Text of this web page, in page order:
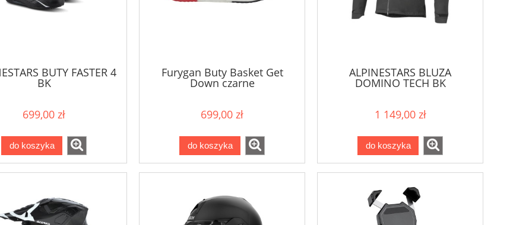
BUTY FASTER 4
BK
699,00 zł
do koszyka
Furygan Buty Basket Get
Down czarne
699,00 zł
do koszyka
ALPINESTARS BLUZA
DOMINO TECH BK
1 149,00 zł
do koszyka